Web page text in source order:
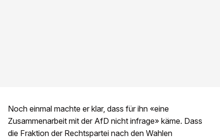
Noch einmal machte er klar, dass für ihn «eine
Zusammenarbeit mit der AfD nicht infrage» käme. Dass
die Fraktion der Rechtspartei nach den Wahlen